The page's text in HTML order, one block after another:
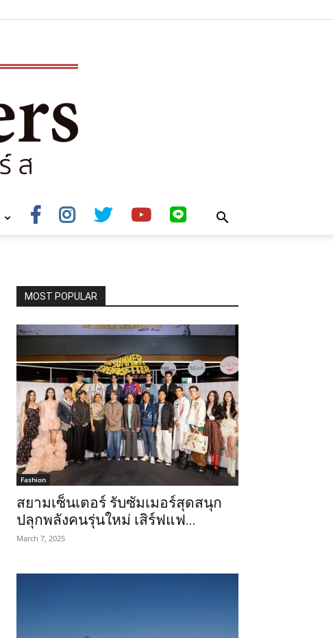
MOST POPULAR
Fashion
สยามเซ็นเตอร์ รับซัมเมอร์สุดสนุก
ปลุกพลังคนรุ่นใหม่ เสิร์ฟแฟ...
March 7, 2025